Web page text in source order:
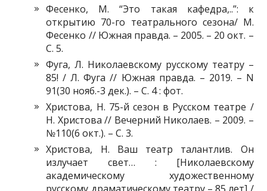
Фесенко, М. “Это такая кафедра,..”: к
открытию 70-го театрального сезона/ М.
Фесенко // Южная правда. – 2005. – 20 окт. –
С. 5.
Фуга, Л. Николаевскому русскому театру –
85! / Л. Фуга // Южная правда. – 2019. – N
91(30 нояб.-3 дек.). – С. 4 : фот.
Христова, Н. 75-й сезон в Русском театре /
Н. Христова // Вечерний Николаев. – 2009. –
№110(6 окт.). – С. 3.
Христова, Н. Ваш театр талантлив. Он
излучает свет… : [Николаевскому
академическому художественному